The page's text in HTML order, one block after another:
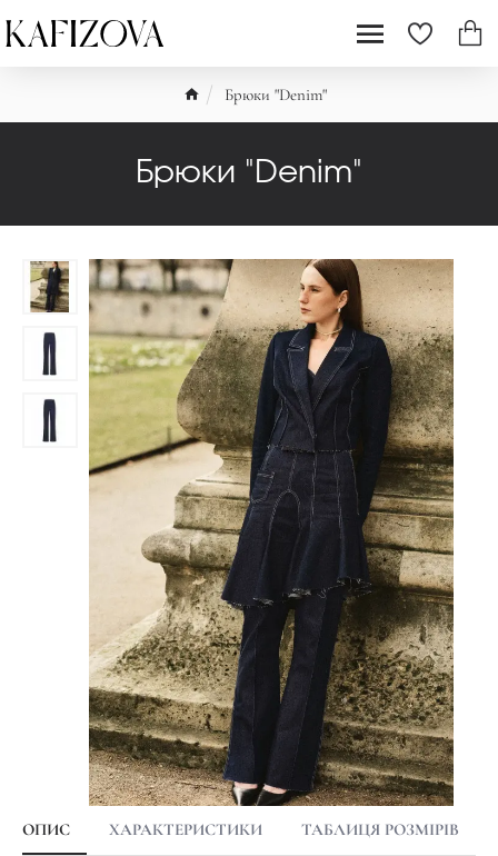
Брюки "Denim"
Брюки "Denim"
ОПИС ХАРАКТЕРИСТИКИ ТАБЛИЦЯ РОЗМІРІВ